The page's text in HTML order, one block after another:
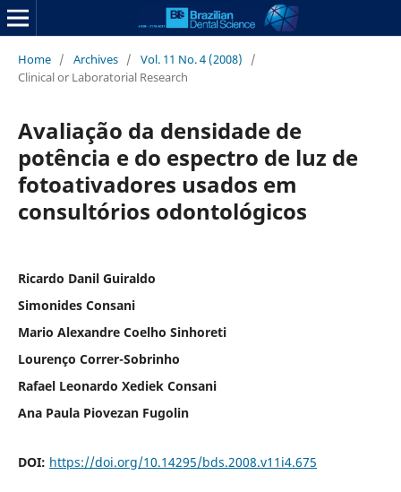
Home / Archives / Vol. 11 No. 4 (2008)
/
Clinical or Laboratorial Research
Avaliação da densidade de
potência e do espectro de luz de
fotoativadores usados em
consultórios odontológicos
Ricardo Danil Guiraldo
Simonides Consani
Mario Alexandre Coelho Sinhoreti
Lourenço Correr-Sobrinho
Rafael Leonardo Xediek Consani
Ana Paula Piovezan Fugolin
DOI: https://doi.org/10.14295/bds.2008.v11i4.675